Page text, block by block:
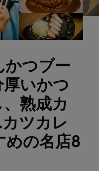
かつブー
いかつ
熟成カ
ツカレ
めの名店8